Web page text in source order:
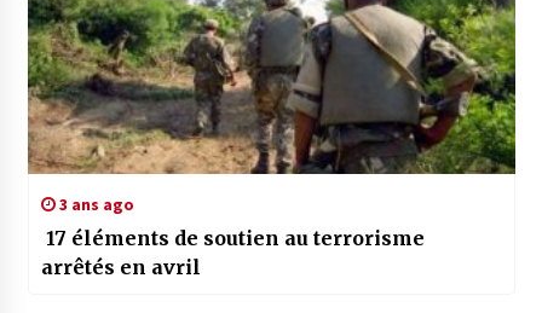
3 ans ago
17 éléments de soutien au terrorisme
arrêtés en avril